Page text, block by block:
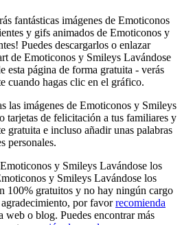
fantásticas imágenes de Emoticonos
y gifs animados de Emoticonos y
Puedes descargarlos o enlazar
de Emoticonos y Smileys Lavándose
esta página de forma gratuita - verás
cuando hagas clic en el gráfico.
las imágenes de Emoticonos y Smileys
tarjetas de felicitación a tus familiares y
gratuita e incluso añadir unas palabras
personales.
y Smileys Lavándose los
y Smileys Lavándose los
100% gratuitos y no hay ningún cargo
por favorrecomienda
web o blog. Puedes encontrar más